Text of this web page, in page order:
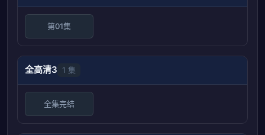
第01集
全高清3 1 集
全集完结